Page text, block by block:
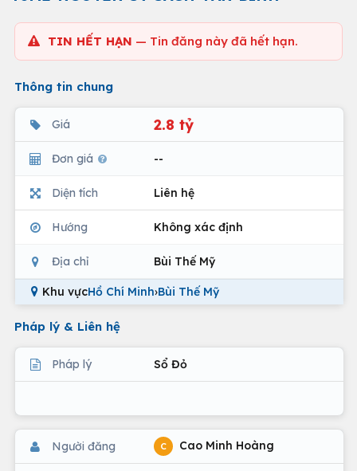
TIN HẾT HẠN — Tin đăng này đã hết hạn.
Thông tin chung
Giá 2.8 tỷ
Đơn giá --
Diện tích Liên hệ
Hướng Không xác định
Địa chỉ Bùi Thế Mỹ
Khu vựcHồ Chí Minh›Bùi Thế Mỹ
Pháp lý & Liên hệ
Pháp lý Sổ Đỏ
Người đăng C Cao Minh Hoàng